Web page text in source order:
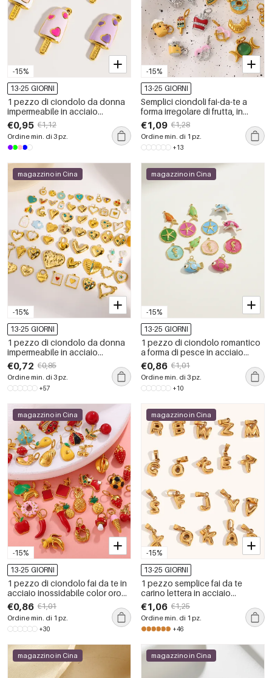
-15%
13-25 GIORNI
1 pezzo di ciondolo da donna
impermeabile in acciaio
inossidabile fai da te a forma di
gelato
€0,95 €1,12
Ordine min. di 3 pz.
-15%
13-25 GIORNI
Semplici ciondoli fai-da-te a
forma irregolare di frutta, in
acciaio inossidabile
impermeabile color oro con
strass.
€1,09 €1,28
Ordine min. di 1 pz.
+13
-15%
magazzino in Cina
13-25 GIORNI
1 pezzo di ciondolo da donna
impermeabile in acciaio
inossidabile fatto a mano a
tema cuore
€0,72 €0,85
Ordine min. di 3 pz.
+57
-15%
magazzino in Cina
13-25 GIORNI
1 pezzo di ciondolo romantico
a forma di pesce in acciaio
inossidabile impermeabile da
donna
€0,86 €1,01
Ordine min. di 3 pz.
+10
-15%
magazzino in Cina
13-25 GIORNI
1 pezzo di ciondolo fai da te in
acciaio inossidabile color oro
impermeabile con frutta dolce
€0,86 €1,01
Ordine min. di 1 pz.
+30
-15%
magazzino in Cina
13-25 GIORNI
1 pezzo semplice fai da te
carino lettera in acciaio
inossidabile impermeabile color
oro ciondolo da donna
€1,06 €1,25
Ordine min. di 1 pz.
+46
magazzino in Cina magazzino in Cina